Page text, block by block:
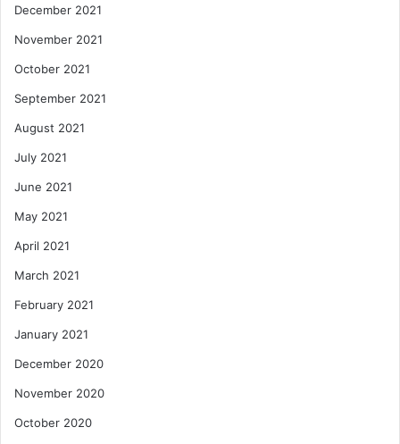
December 2021
November 2021
October 2021
September 2021
August 2021
July 2021
June 2021
May 2021
April 2021
March 2021
February 2021
January 2021
December 2020
November 2020
October 2020